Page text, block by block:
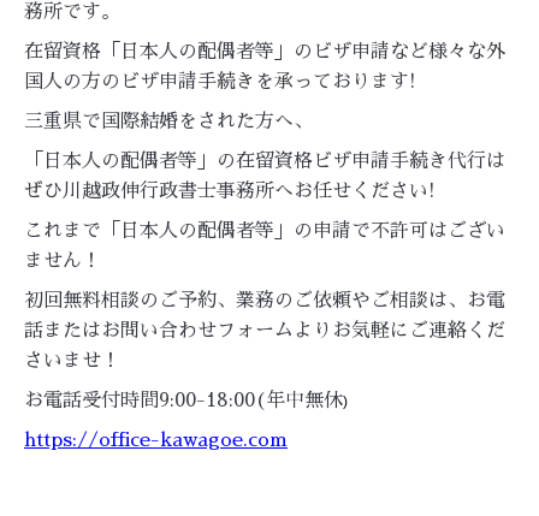
務所です。
在留資格「日本人の配偶者等」のビザ申請など様々な外
国人の方のビザ申請手続きを承っております!
三重県で国際結婚をされた方へ、
「日本人の配偶者等」の在留資格ビザ申請手続き代行は
ぜひ川越政伸行政書士事務所へお任せください!
これまで「日本人の配偶者等」の申請で不許可はござい
ません！
初回無料相談のご予約、業務のご依頼やご相談は、お電
話またはお問い合わせフォームよりお気軽にご連絡くだ
さいませ！
お電話受付時間9:00-18:00(年中無休)
https://office-kawagoe.com